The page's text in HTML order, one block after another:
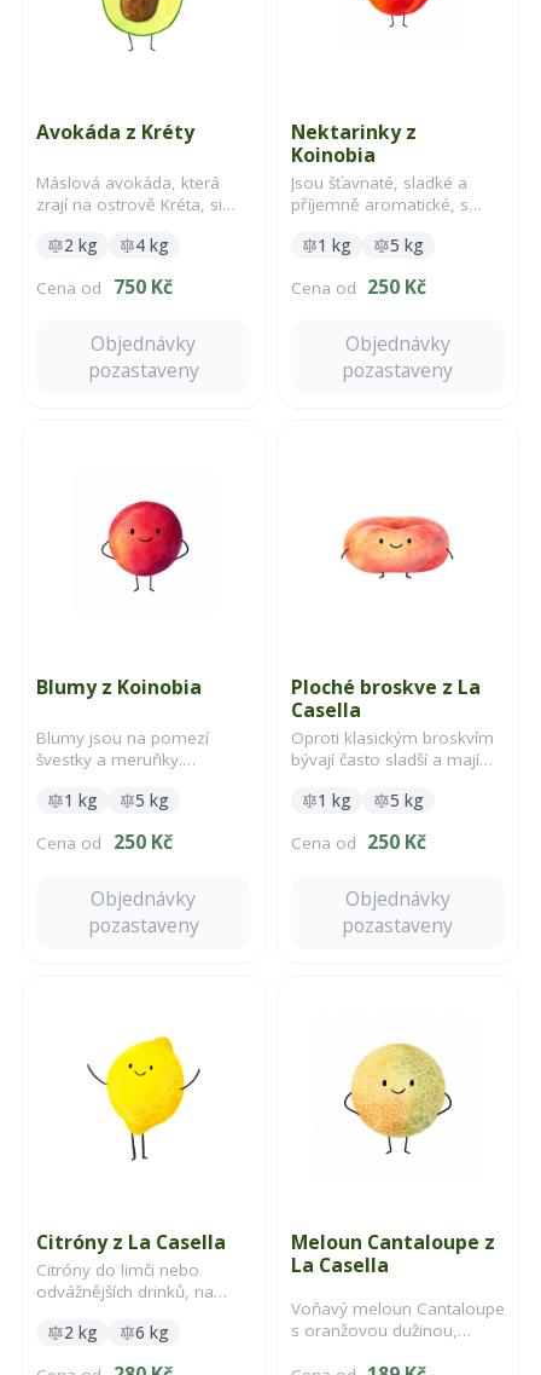
Avokáda z Kréty
Máslová avokáda, která
zrají na ostrově Kréta, si
vozíme odrůdu Hass a
2 kg
4 kg
Cena od
750 Kč
Objednávky
pozastaveny
Nektarinky z
Koinobia
Jsou šťavnaté, sladké a
příjemně aromatické, s
typického ochmýření, které
1 kg
5 kg
Cena od
250 Kč
Objednávky
pozastaveny
Blumy z Koinobia
Blumy jsou na pomezí
švestky a meruňky.
příjemnou ovocnou vůní.
povolené, kdy se jejich chuť
1 kg
5 kg
Cena od
250 Kč
Objednávky
pozastaveny
Ploché broskve z La
Casella
Oproti klasickým broskvím
bývají často sladší a mají
proto je mnoho lidí
nejchutnějších broskví
1 kg
5 kg
Cena od
250 Kč
Objednávky
pozastaveny
Citróny z La Casella
Citróny do limči nebo
odvážnějších drinků, na
marmeládu. Dozrály na
2 kg
6 kg
Meloun Cantaloupe z
La Casella
Voňavý meloun Cantaloupe
s oranžovou dužinou,